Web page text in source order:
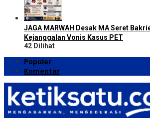
JAGA MARWAH Desak MA Seret
Kejanggalan Vonis Kasus PET
42 Dilihat
Populer
Komentar